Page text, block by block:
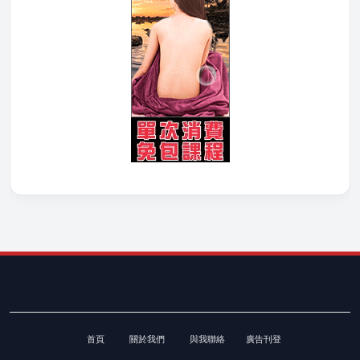
首頁 關於我們 與我聯絡 廣告刊登